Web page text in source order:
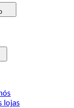
lojas